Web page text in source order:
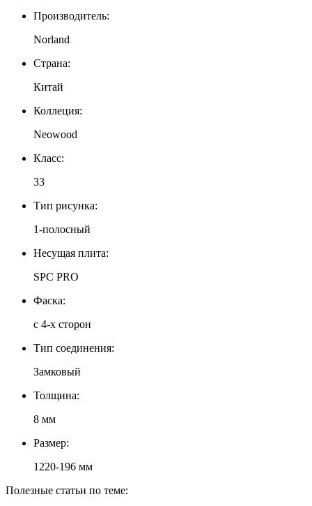
Производитель:
Norland
Страна:
Китай
Коллеция:
Neowood
Класс:
33
Тип рисунка:
1-полосный
Несущая плита:
SPC PRO
Фаска:
с 4-х сторон
Тип соединения:
Замковый
Толщина:
8 мм
Размер:
1220-196 мм
Полезные статьи по теме: